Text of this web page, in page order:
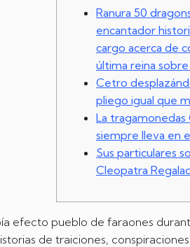
Ranura 50
encantador
cargo acerca de
última reina
Cetro
pliego igual que
La
siempre lleva en
Sus particulares
Cleopatra
efecto pueblo de faraones
de traiciones,